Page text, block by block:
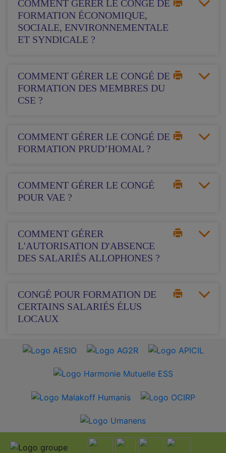
COMMENT GÉRER LE CONGÉ DE
FORMATION ÉCONOMIQUE,
SOCIALE, ENVIRONNEMENTALE
ET SYNDICALE ?
COMMENT GÉRER LE CONGÉ DE
FORMATION DES MEMBRES DU
CSE ?
COMMENT GÉRER LE CONGÉ DE
FORMATION PRUD’HOMAL ?
COMMENT GÉRER LE CONGÉ
POUR VAE ?
COMMENT GÉRER
L'AUTORISATION D'ABSENCE
DES SALARIÉS ALLOPHONES ?
CONGÉ POUR FORMATION DE
CERTAINS SALARIÉS ÉLUS
LOCAUX